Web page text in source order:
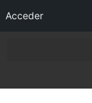
Acceder